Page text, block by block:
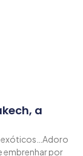
a
exóticos…Adoro
embrenhar por